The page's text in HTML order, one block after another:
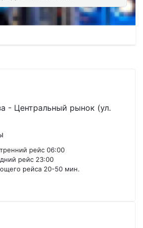
- Центральный рынок (ул.
рейс 06:00
рейс 23:00
рейса 20-50 мин.